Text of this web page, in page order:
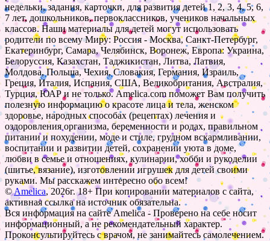
недельки, задания, карточки, для развития детей 1, 2, 3, 4, 5, 6,
7 лет, дошкольников, первоклассников, учеников начальных
классов. Наши материалы для детей могут использовать
родители по всему Миру: Россия - Москва, Санкт-Петербург,
Екатеринбург, Самара, Челябинск, Воронеж, Европа: Украина,
Белоруссия, Казахстан, Таджикистан, Литва, Латвия,
Молдова, Польша, Чехия, Словакия, Германия, Израиль,
Греция, Италия, Испания, США, Великобритания, Австралия,
Турция, ЮАР и не только. Amelica.com поможет Вам получить
полезную информацию о красоте лица и тела, женском
здоровье, народных способах (рецептах) лечения и
оздоровления организма, беременности и родах, правильном
питании и похудении, моде и стиле, грудном вскармливании,
воспитании и развитии детей, сохранении уюта в доме,
любви в семье и отношениях, кулинарии, хобби и рукоделии
(шитье, вязание), изготовлении игрушек для детей своими
руками. Мы расскажем интересно обо всем!
©Amelica, 2026г. 18+ При копировании материалов с сайта,
активная ссылка на источник обязательна.
Вся информация на сайте Amelica - Проверено на себе носит
информационный, а не рекомендательный характер.
Проконсультируйтесь с врачом, не занимайтесь самолечением.